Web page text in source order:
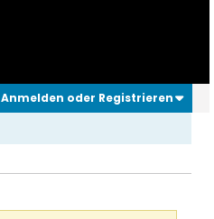
Anmelden oder Registrieren